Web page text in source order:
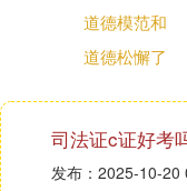
道德模范和
道德松懈了
司法证c证好考
发布：2025-10-20